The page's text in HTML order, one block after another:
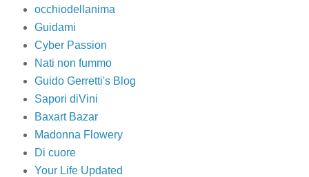
occhiodellanima
Guidami
Cyber Passion
Nati non fummo
Guido Gerretti's Blog
Sapori diVini
Baxart Bazar
Madonna Flowery
Di cuore
Your Life Updated